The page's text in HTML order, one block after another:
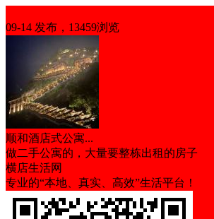
09-14 发布，13459浏览
顺和酒店式公寓...
做二手公寓的，大量要整栋出租的房子
横店生活网
专业的“本地、真实、高效”生活平台！